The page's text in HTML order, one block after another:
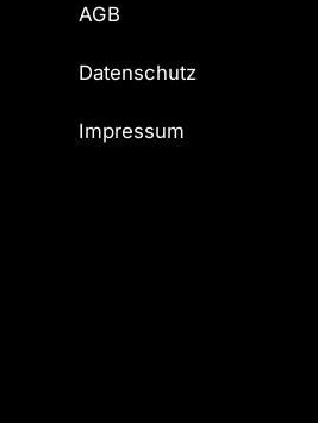
AGB
Datenschutz
Impressum